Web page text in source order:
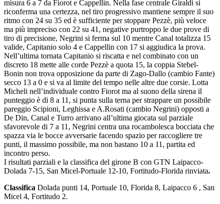
misura 6 a 7 da Fiorot e Cappellin. Nella fase centrale Giraldi si
riconferma una certezza, nel tiro progressivo mantiene sempre il suo
ritmo con 24 su 35 ed è sufficiente per stoppare Pezzè, più veloce
ma più impreciso con 22 su 41, negative purtroppo le due prove di
tiro di precisione, Negrini si ferma sul 10 mentre Canal totalizza 15
valide, Capitanio solo 4 e Cappellin con 17 si aggiudica la prova.
Nell’ultima tornata Capitanio si riscatta e nel combinato con un
discreto 18 mette alle corde Pezzè a quota 15, la coppia Stebel-
Bonin non trova opposizione da parte di Zago-Dallo (cambio Fante)
secco 13 a 0 e si va al limite del tempo nelle altre due corsie. Lotta
Micheli nell’individuale contro Fiorot ma al suono della sirena il
punteggio è di 8 a 11, si punta sulla terna per strappare un possibile
pareggio Scipioni, Leghissa e A.Rosati (cambio Negrini) opposti a
De Din, Canal e Turro arrivano all’ultima giocata sul parziale
sfavorevole di 7 a 11, Negrini centra una rocambolesca bocciata che
spazza via le bocce avversarie facendo spazio per raccogliere tre
punti, il massimo possibile, ma non bastano 10 a 11, partita ed
incontro perso.
I risultati parziali e la classifica del girone B con GTN Laipacco-
Dolada 7-15, San Micel-Portuale 12-10, Fortitudo-Florida rinviata.
Classifica Dolada punti 14, Portuale 10, Florida 8, Laipacco 6 , San
Micel 4, Fortitudo 2.